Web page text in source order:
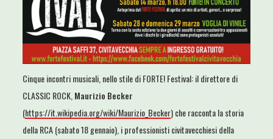
Cinque incontri musicali, nello stile di FORTE! Festival: il direttore di
CLASSIC ROCK, Maurizio Becker
(https://it.wikipedia.org/wiki/Maurizio_Becker) che racconta la storia
della RCA (sabato 18 gennaio), i professionisti civitavecchiesi della